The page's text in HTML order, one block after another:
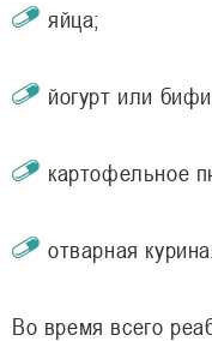
яйца;
йогурт или
картофельное
отварная
Во время всего